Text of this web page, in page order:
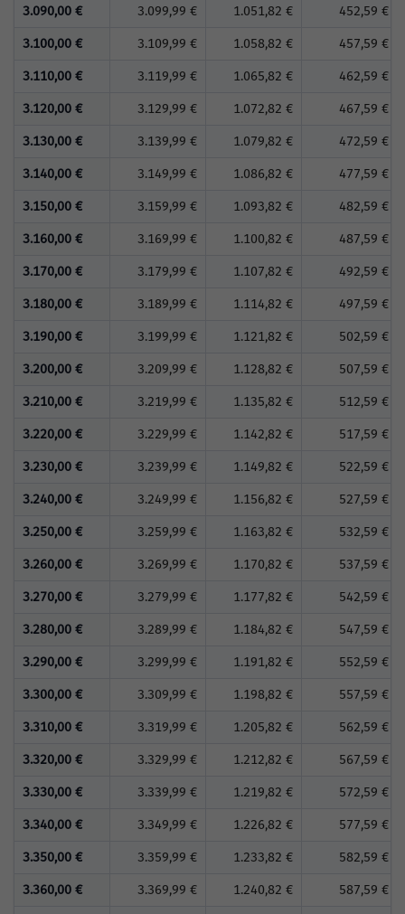
3.090,00 € 3.099,99 € 1.051,82 € 452,59 €
3.100,00 € 3.109,99 € 1.058,82 € 457,59 €
3.110,00 € 3.119,99 € 1.065,82 € 462,59 €
3.120,00 € 3.129,99 € 1.072,82 € 467,59 €
3.130,00 € 3.139,99 € 1.079,82 € 472,59 €
3.140,00 € 3.149,99 € 1.086,82 € 477,59 €
3.150,00 € 3.159,99 € 1.093,82 € 482,59 €
3.160,00 € 3.169,99 € 1.100,82 € 487,59 €
3.170,00 € 3.179,99 € 1.107,82 € 492,59 €
3.180,00 € 3.189,99 € 1.114,82 € 497,59 €
3.190,00 € 3.199,99 € 1.121,82 € 502,59 €
3.200,00 € 3.209,99 € 1.128,82 € 507,59 €
3.210,00 € 3.219,99 € 1.135,82 € 512,59 €
3.220,00 € 3.229,99 € 1.142,82 € 517,59 €
3.230,00 € 3.239,99 € 1.149,82 € 522,59 €
3.240,00 € 3.249,99 € 1.156,82 € 527,59 €
3.250,00 € 3.259,99 € 1.163,82 € 532,59 €
3.260,00 € 3.269,99 € 1.170,82 € 537,59 €
3.270,00 € 3.279,99 € 1.177,82 € 542,59 €
3.280,00 € 3.289,99 € 1.184,82 € 547,59 €
3.290,00 € 3.299,99 € 1.191,82 € 552,59 €
3.300,00 € 3.309,99 € 1.198,82 € 557,59 €
3.310,00 € 3.319,99 € 1.205,82 € 562,59 €
3.320,00 € 3.329,99 € 1.212,82 € 567,59 €
3.330,00 € 3.339,99 € 1.219,82 € 572,59 €
3.340,00 € 3.349,99 € 1.226,82 € 577,59 €
3.350,00 € 3.359,99 € 1.233,82 € 582,59 €
3.360,00 € 3.369,99 € 1.240,82 € 587,59 €